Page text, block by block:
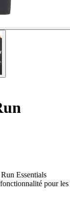
Essentials
pour les